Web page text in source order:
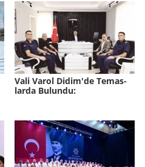
Vali Varol Didim'de Te­mas­
lar­da Bu­lun­du: